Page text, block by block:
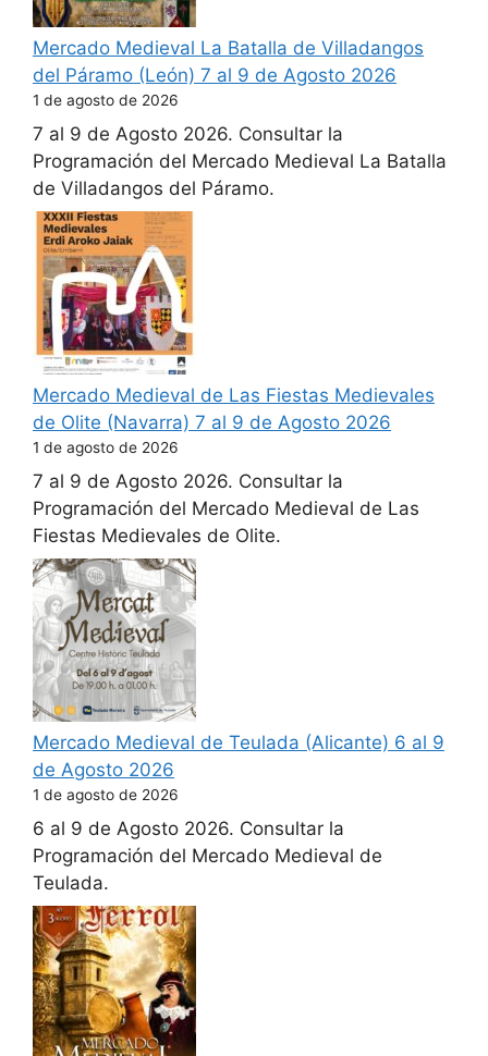
Mercado Medieval La Batalla de Villadangos
del Páramo (León) 7 al 9 de Agosto 2026
1 de agosto de 2026
7 al 9 de Agosto 2026. Consultar la
Programación del Mercado Medieval La Batalla
de Villadangos del Páramo.
Mercado Medieval de Las Fiestas Medievales
de Olite (Navarra) 7 al 9 de Agosto 2026
1 de agosto de 2026
7 al 9 de Agosto 2026. Consultar la
Programación del Mercado Medieval de Las
Fiestas Medievales de Olite.
Mercado Medieval de Teulada (Alicante) 6 al 9
de Agosto 2026
1 de agosto de 2026
6 al 9 de Agosto 2026. Consultar la
Programación del Mercado Medieval de
Teulada.